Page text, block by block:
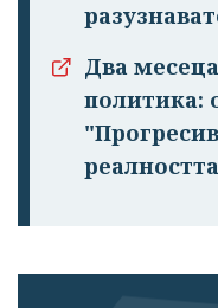
Два
политика:
реалността